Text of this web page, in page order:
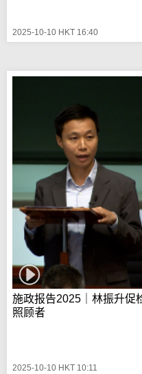
2025-10-10 HKT 16:40
施政报告2025｜林振升
照顾者
2025-10-10 HKT 10:11